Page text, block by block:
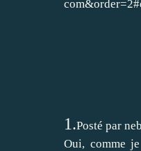
1.Posté par
Oui, comme